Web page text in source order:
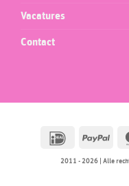
Vacatures
Contact
IDeal
2011 - 2026 | Alle